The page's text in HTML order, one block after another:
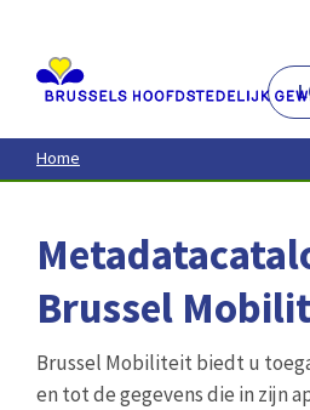
contenu
principal
Home
Brussel
Brussel Mobiliteit biedt u
en tot de gegevens die in zijn